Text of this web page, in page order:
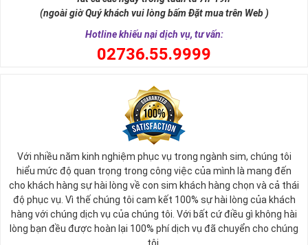
nói cách khác thì số 8 cũng là con số biểu tượng cho thần tài ban
Sim Lục Quý 8 Có Ý Nghĩa Gì?
(ngoài giờ Quý khách vui lòng bấm Đặt mua trên Web )
Hotline khiếu nại dịch vụ, tư vấn:
02736.55.9999
Với nhiều năm kinh nghiệm phục vụ trong ngành sim, chúng tôi
hiểu mức độ quan trọng trong công việc của mình là mang đến
cho khách hàng sự hài lòng về con sim khách hàng chọn và cả thái
độ phục vụ. Vì thế chúng tôi cam kết 100% sự hài lòng của khách
hàng với chúng dịch vụ của chúng tôi. Với bất cứ điều gì không hài
lòng bạn đều được hoàn lại 100% phí dịch vụ đã chuyển cho chúng